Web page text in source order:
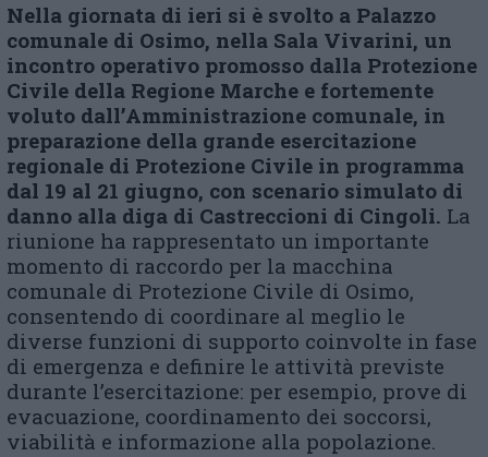
Nella giornata di ieri si è svolto a Palazzo
comunale di Osimo, nella Sala Vivarini, un
incontro operativo promosso dalla Protezione
Civile della Regione Marche e fortemente
voluto dall’Amministrazione comunale, in
preparazione della grande esercitazione
regionale di Protezione Civile in programma
dal 19 al 21 giugno, con scenario simulato di
danno alla diga di Castreccioni di Cingoli. La
riunione ha rappresentato un importante
momento di raccordo per la macchina
comunale di Protezione Civile di Osimo,
consentendo di coordinare al meglio le
diverse funzioni di supporto coinvolte in fase
di emergenza e definire le attività previste
durante l’esercitazione: per esempio, prove di
evacuazione, coordinamento dei soccorsi,
viabilità e informazione alla popolazione.